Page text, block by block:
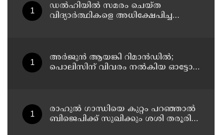
ഡൽഹിയിൽ സമരം ചെയ്ത
വിദ്യാർത്ഥികളെ അധിക്ഷേപിച്ച
അര്‍ജുന്‍ ആയങ്കി റിമാന്‍ഡില്‍;
പൊലിസിന് വിവരം നൽകിയ ഓട്ടോ
രാഹുല്‍ ഗാന്ധിയെ കുറ്റം പറഞ്ഞാല്‍
ബിജെപിക്ക് സുഖിക്കും ശശി തരൂരിന്